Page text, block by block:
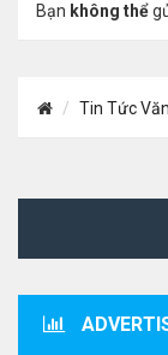
Bạn không thể
Tin Tức